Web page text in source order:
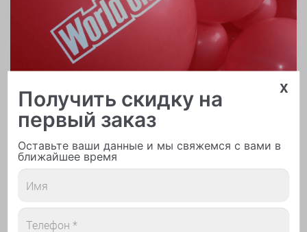
Печать логотипа
x
Получить скидку на
первый заказ
Оставьте ваши данные и мы свяжемся с вами в
ближайшее время